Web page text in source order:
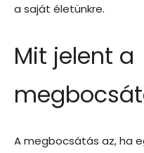
a saját életünkre.
Mit jelent a
A megbocsátás az, ha